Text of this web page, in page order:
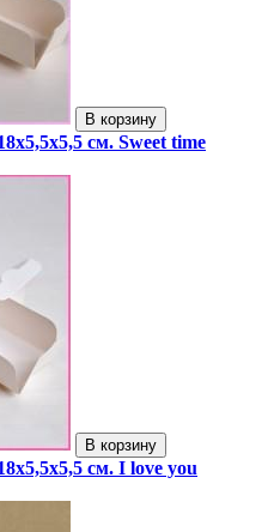
В корзину
см. Sweet time
В корзину
см. I love you